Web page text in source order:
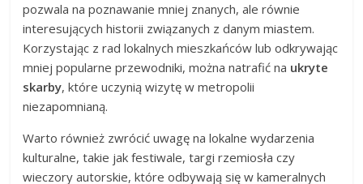
pozwala na poznawanie mniej znanych, ale równie
interesujących historii związanych z danym miastem.
Korzystając z rad lokalnych mieszkańców lub odkrywając
mniej popularne przewodniki, można natrafić na ukryte
skarby, które uczynią wizytę w metropolii
niezapomnianą.
Warto również zwrócić uwagę na lokalne wydarzenia
kulturalne, takie jak festiwale, targi rzemiosła czy
wieczory autorskie, które odbywają się w kameralnych